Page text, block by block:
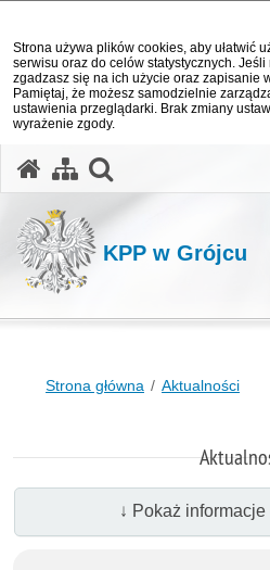
Strona używa plików cookies, aby ułatwić
serwisu oraz do celów statystycznych.
zgadzasz się na ich użycie oraz zapisanie
Pamiętaj, że możesz samodzielnie
ustawienia przeglądarki. Brak zmiany
wyrażenie zgody.
KPP w Grójcu
Strona główna Aktualności
↓ Pokaż